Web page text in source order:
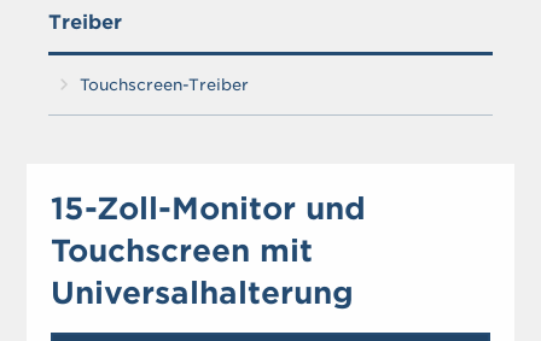
15-Zoll-Monitor und
Touchscreen mit
Universalhalterung
Treiber
Touchscreen-Treiber